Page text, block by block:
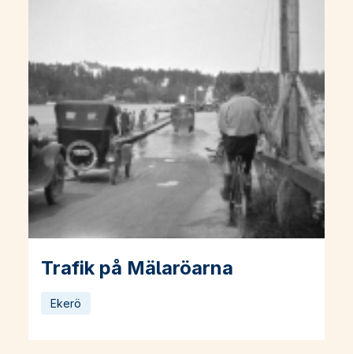
Trafik på Mälaröarna
Läs mer om Trafik på Mälaröarna
Ekerö